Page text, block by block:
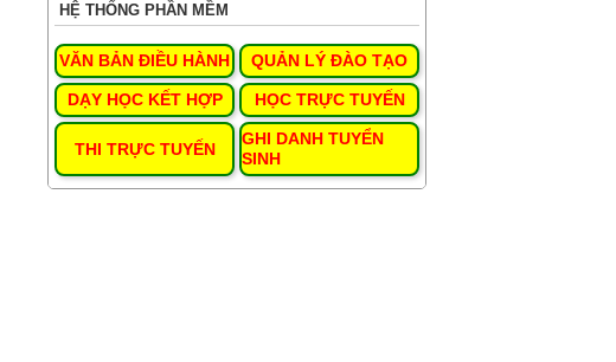
HỆ THỐNG PHẦN MỀM
VĂN BẢN ĐIỀU HÀNH QUẢN LÝ ĐÀO TẠO
DẠY HỌC KẾT HỢP HỌC TRỰC TUYẾN
THI TRỰC TUYẾN
GHI DANH TUYỂN
SINH